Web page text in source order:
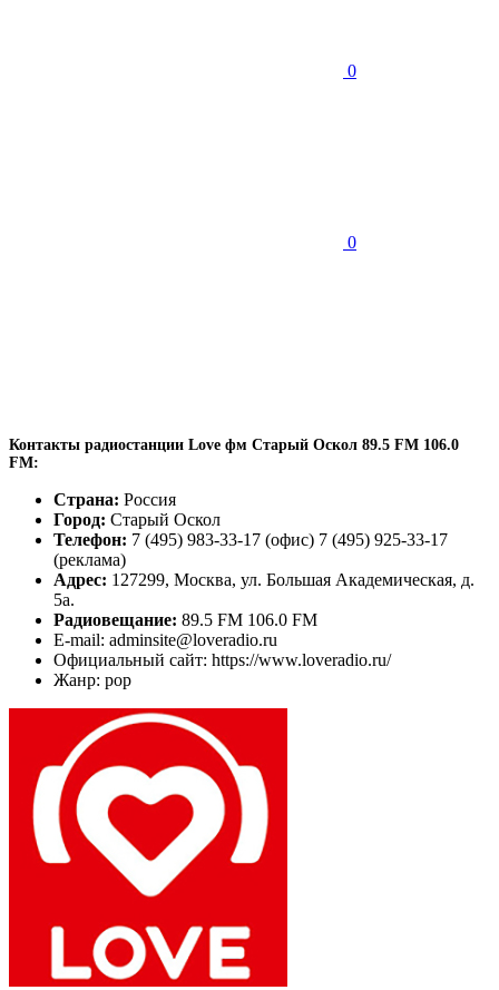
0
0
Контакты радиостанции Love фм Старый Оскол 89.5 FM 106.0
FM:
Страна: Россия
Город: Старый Оскол
Телефон: 7 (495) 983-33-17 (офис) 7 (495) 925-33-17
(реклама)
Адрес: 127299, Москва, ул. Большая Академическая, д.
5а.
Радиовещание: 89.5 FM 106.0 FM
E-mail: adminsite@loveradio.ru
Официальный сайт: https://www.loveradio.ru/
Жанр: pop